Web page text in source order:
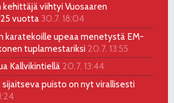
viihtyi Vuosaaren
vuotta 30.7. 18:04
karatekoille upeaa menetystä EM-
tuplamestariksi 20.7. 13:55
Kallvikintiellä 20.7. 13:44
sijaitseva puisto on nyt virallisesti